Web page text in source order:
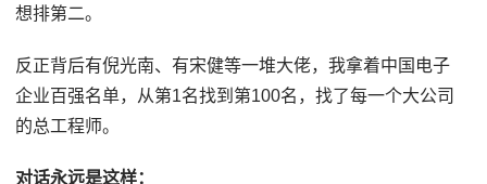
想排第二。
反正背后有倪光南、有宋健等一堆大佬，我拿着中国电子
企业百强名单，从第1名找到第100名，找了每一个大公司
的总工程师。
对话永远是这样：